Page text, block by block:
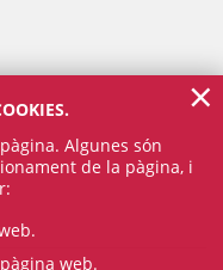
Algunes són
de la pàgina, i
web.
×